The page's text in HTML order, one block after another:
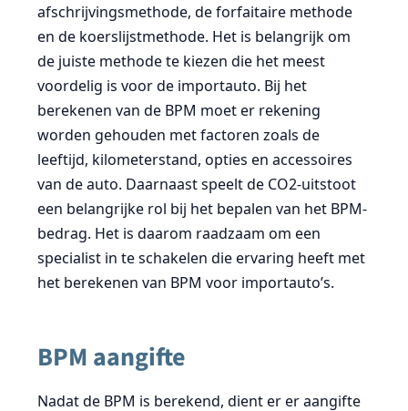
afschrijvingsmethode, de forfaitaire methode
en de koerslijstmethode. Het is belangrijk om
de juiste methode te kiezen die het meest
voordelig is voor de importauto. Bij het
berekenen van de BPM moet er rekening
worden gehouden met factoren zoals de
leeftijd, kilometerstand, opties en accessoires
van de auto. Daarnaast speelt de CO2-uitstoot
een belangrijke rol bij het bepalen van het BPM-
bedrag. Het is daarom raadzaam om een
specialist in te schakelen die ervaring heeft met
het berekenen van BPM voor importauto’s.
BPM aangifte
Nadat de BPM is berekend, dient er er aangifte